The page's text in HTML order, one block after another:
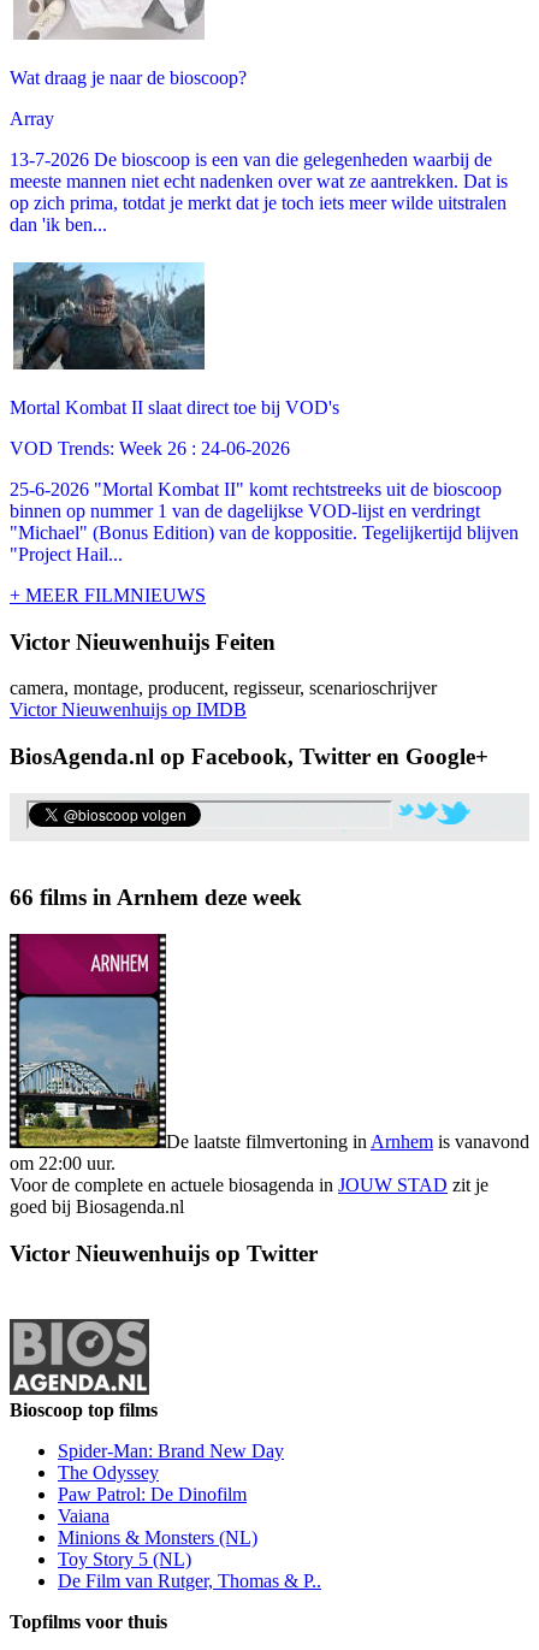
Wat draag je naar de bioscoop?
Array
13-7-2026 De bioscoop is een van die gelegenheden waarbij de
meeste mannen niet echt nadenken over wat ze aantrekken. Dat is
op zich prima, totdat je merkt dat je toch iets meer wilde uitstralen
dan 'ik ben...
Mortal Kombat II slaat direct toe bij VOD's
VOD Trends: Week 26 : 24-06-2026
25-6-2026 "Mortal Kombat II" komt rechtstreeks uit de bioscoop
binnen op nummer 1 van de dagelijkse VOD-lijst en verdringt
"Michael" (Bonus Edition) van de koppositie. Tegelijkertijd blijven
"Project Hail...
+ MEER FILMNIEUWS
Victor Nieuwenhuijs Feiten
camera, montage, producent, regisseur, scenarioschrijver
Victor Nieuwenhuijs op IMDB
BiosAgenda.nl op Facebook, Twitter en Google+
66 films in Arnhem deze week
De laatste filmvertoning in Arnhem is vanavond
om 22:00 uur.
Voor de complete en actuele biosagenda in JOUW STAD zit je
goed bij Biosagenda.nl
Victor Nieuwenhuijs op Twitter
Bioscoop top films
Spider-Man: Brand New Day
The Odyssey
Paw Patrol: De Dinofilm
Vaiana
Minions & Monsters (NL)
Toy Story 5 (NL)
De Film van Rutger, Thomas & P..
Topfilms voor thuis